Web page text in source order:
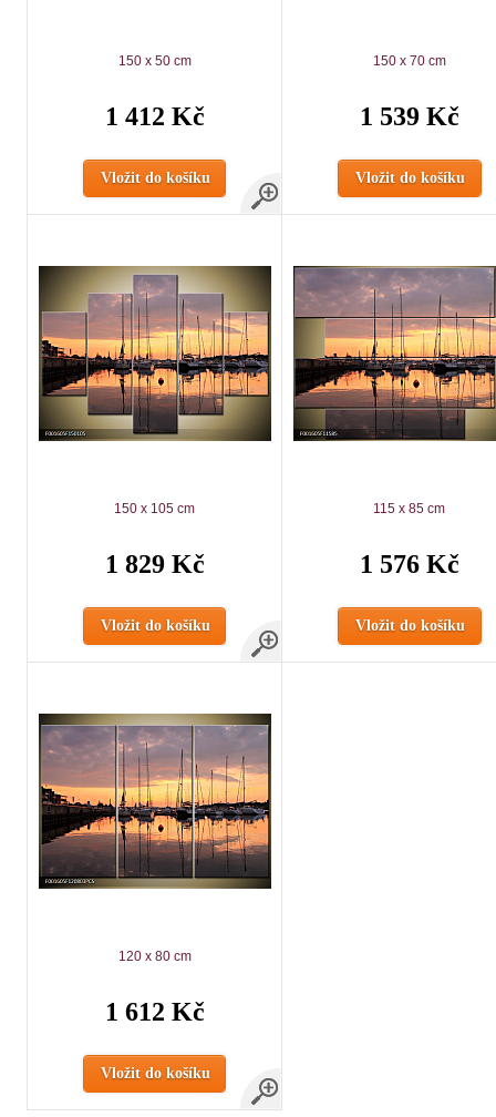
150 x 50 cm
1 412 Kč
Vložit do košíku
150 x 70 cm
1 539 Kč
Vložit do košíku
150 x 105 cm
1 829 Kč
Vložit do košíku
115 x 85 cm
1 576 Kč
Vložit do košíku
120 x 80 cm
1 612 Kč
Vložit do košíku